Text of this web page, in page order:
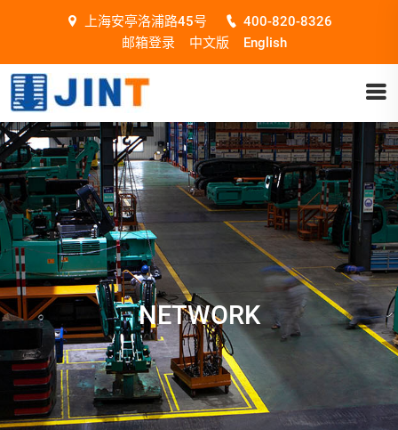
上海安亭洛浦路45号
400-820-8326
邮箱登录
中文版 English
NETWORK